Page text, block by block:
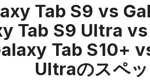
Tab S9 vs
Tab S9 Ultra
Tab S10+
Ultraのスペ